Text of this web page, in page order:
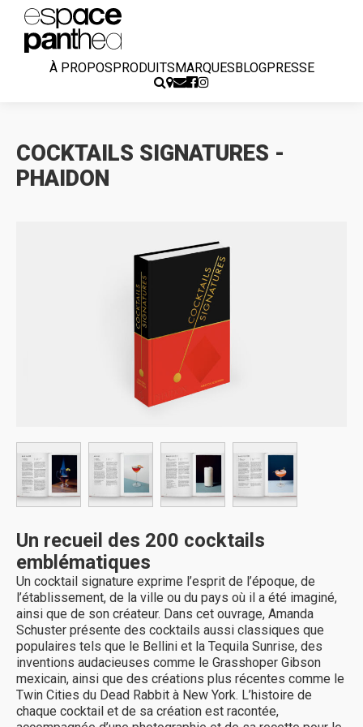
À PROPOSPRODUITSMARQUESBLOGPRESSE
COCKTAILS SIGNATURES -
PHAIDON
Un recueil des 200 cocktails
emblématiques
Un cocktail signature exprime l’esprit de l’époque, de
l’établissement, de la ville ou du pays où il a été imaginé,
ainsi que de son créateur. Dans cet ouvrage, Amanda
Schuster présente des cocktails aussi classiques que
populaires tels que le Bellini et la Tequila Sunrise, des
inventions audacieuses comme le Grasshoper Gibson
mexicain, ainsi que des créations plus récentes comme le
Twin Cities du Dead Rabbit à New York. L’histoire de
chaque cocktail et de sa création est racontée,